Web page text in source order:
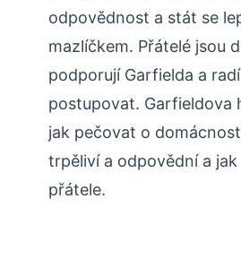
odpovědnost a stát se
mazlíčkem. Přátelé jsou
podporují Garfielda a
postupovat. Garfieldova
jak pečovat o
trpěliví a odpovědní a
přátele.